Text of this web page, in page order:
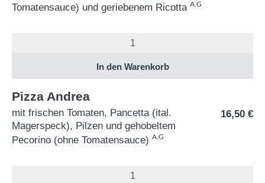
Tomatensauce) und geriebenem Ricotta A,G
Pizza Andrea
mit frischen Tomaten, Pancetta (ital.
Magerspeck), Pilzen und gehobeltem
Pecorino (ohne Tomatensauce) A,G
16,50 €